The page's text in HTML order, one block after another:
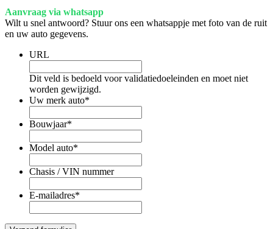
Aanvraag via whatsapp
Wilt u snel antwoord? Stuur ons een whatsappje met foto van de ruit
en uw auto gegevens.
URL
Dit veld is bedoeld voor validatiedoeleinden en moet niet
worden gewijzigd.
Uw merk auto*
Bouwjaar*
Model auto*
Chasis / VIN nummer
E-mailadres*